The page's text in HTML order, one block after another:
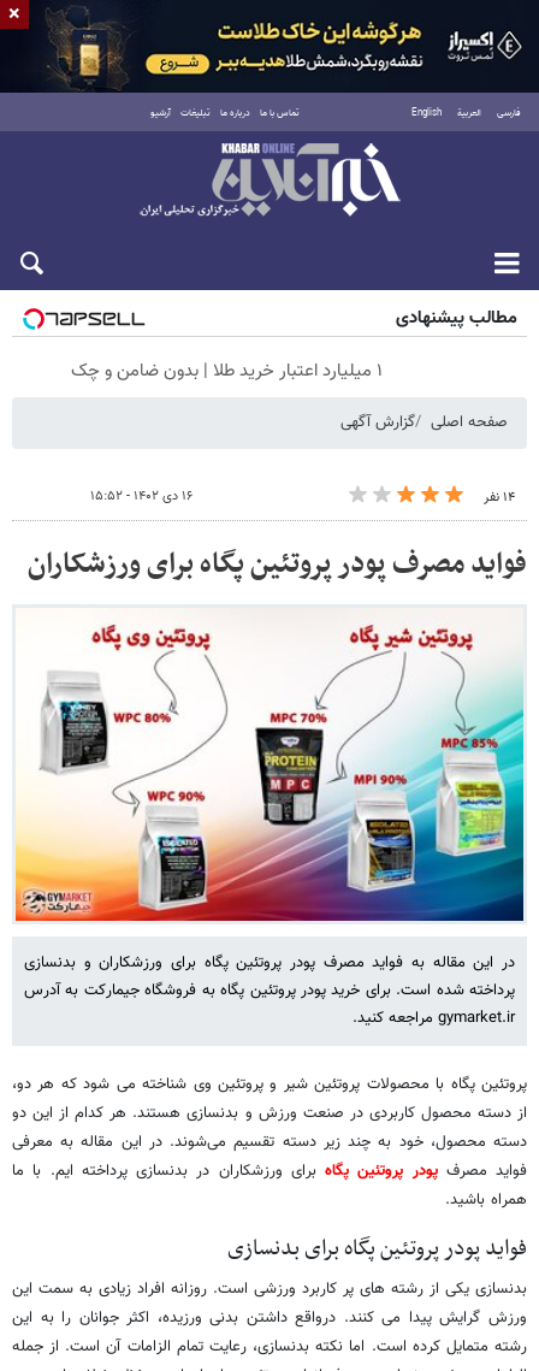
فارسی العربية English تماس با ما درباره ما تبلیغات آرشیو
جمعه ۱۶ مرداد ۱۴۰۵
مطالب پیشنهادی
۱ میلیارد اعتبار خرید طلا | بدون ضامن و چک
صفحه اصلی گزارش آگهی
۱۴ نفر ۱۶ دی ۱۴۰۲ - ۱۵:۵۲
فواید مصرف پودر پروتئین پگاه برای ورزشکاران
در این مقاله به فواید مصرف پودر پروتئین پگاه برای ورزشکاران و بدنسازی
پرداخته شده است. برای خرید پودر پروتئین پگاه به فروشگاه جیمارکت به آدرس
gymarket.ir مراجعه کنید.
پروتئین پگاه با محصولات پروتئین شیر و پروتئین وی شناخته می شود که هر دو،
از دسته محصول کاربردی در صنعت ورزش و بدنسازی هستند. هر کدام از این دو
دسته محصول، خود به چند زیر دسته تقسیم می‌شوند. در این مقاله به معرفی
فواید مصرفپودر پروتئین پگاه برای ورزشکاران در بدنسازی پرداخته ایم. با ما
همراه باشید.
فواید پودر پروتئین پگاه برای بدنسازی
بدنسازی یکی از رشته های پر کاربرد ورزشی است. روزانه افراد زیادی به سمت این
ورزش گرایش پیدا می کنند. درواقع داشتن بدنی ورزیده، اکثر جوانان را به این
رشته متمایل ‌کرده است. اما نکته بدنسازی، رعایت تمام الزامات آن است. از جمله
×